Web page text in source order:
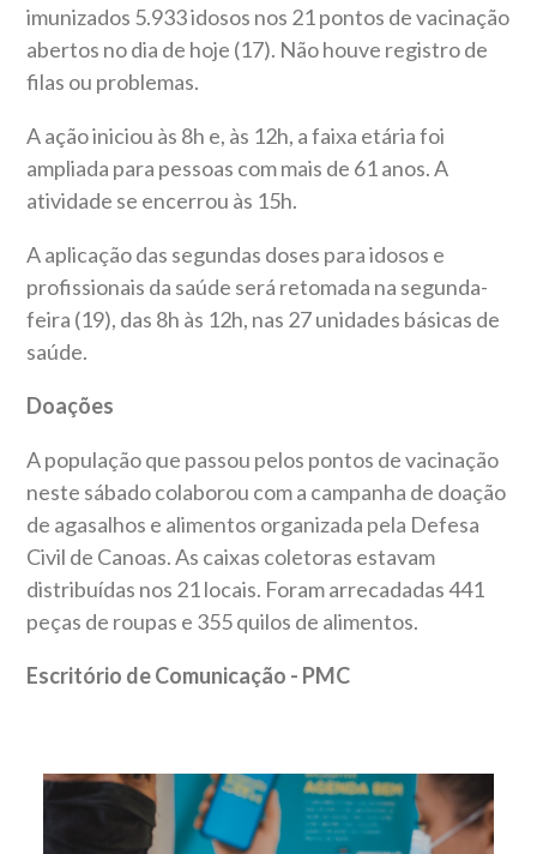
imunizados 5.933 idosos nos 21 pontos de vacinação
abertos no dia de hoje (17). Não houve registro de
filas ou problemas.
A ação iniciou às 8h e, às 12h, a faixa etária foi
ampliada para pessoas com mais de 61 anos. A
atividade se encerrou às 15h.
A aplicação das segundas doses para idosos e
profissionais da saúde será retomada na segunda-
feira (19), das 8h às 12h, nas 27 unidades básicas de
saúde.
Doações
A população que passou pelos pontos de vacinação
neste sábado colaborou com a campanha de doação
de agasalhos e alimentos organizada pela Defesa
Civil de Canoas. As caixas coletoras estavam
distribuídas nos 21 locais. Foram arrecadadas 441
peças de roupas e 355 quilos de alimentos.
Escritório de Comunicação - PMC